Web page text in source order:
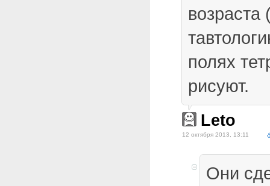
возраста
полях
рисуют.
Leto
12 октября 2013, 13:11
Они